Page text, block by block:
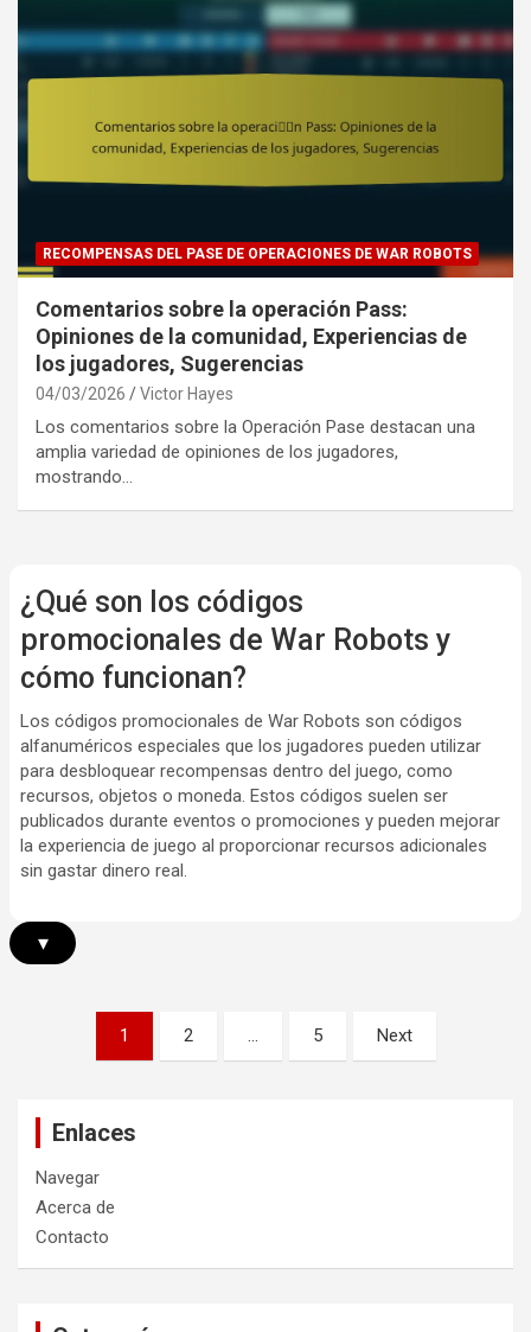
RECOMPENSAS DEL PASE DE OPERACIONES DE WAR ROBOTS
Comentarios sobre la operación Pass:
Opiniones de la comunidad, Experiencias de
los jugadores, Sugerencias
04/03/2026 Victor Hayes
Los comentarios sobre la Operación Pase destacan una
amplia variedad de opiniones de los jugadores,
mostrando…
¿Qué son los códigos
promocionales de War Robots y
cómo funcionan?
Los códigos promocionales de War Robots son códigos
alfanuméricos especiales que los jugadores pueden utilizar
para desbloquear recompensas dentro del juego, como
recursos, objetos o moneda. Estos códigos suelen ser
publicados durante eventos o promociones y pueden mejorar
la experiencia de juego al proporcionar recursos adicionales
sin gastar dinero real.
▾
pagination
1 2 … 5 Next
Enlaces
Navegar
Acerca de
Contacto